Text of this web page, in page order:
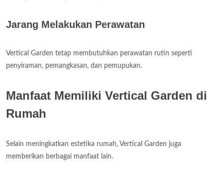
Jarang Melakukan Perawatan
Vertical Garden tetap membutuhkan perawatan rutin seperti
penyiraman, pemangkasan, dan pemupukan.
Manfaat Memiliki Vertical Garden di
Rumah
Selain meningkatkan estetika rumah, Vertical Garden juga
memberikan berbagai manfaat lain.